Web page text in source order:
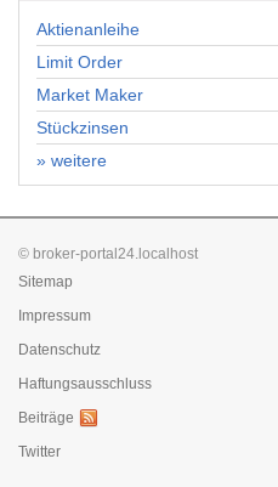
Aktienanleihe
Limit Order
Market Maker
Stückzinsen
» weitere
© broker-portal24.localhost
Sitemap
Impressum
Datenschutz
Haftungsausschluss
Beiträge
Twitter